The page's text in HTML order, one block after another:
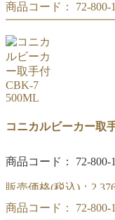
リカシツ コニカルビ
商品コード： 72-
リカシツ コニカルビーカー取
コニカルビーカー取
商品コード： 72-800-
販売価格(税込)：
リカシツ コニカルビ
商品コード： 72-